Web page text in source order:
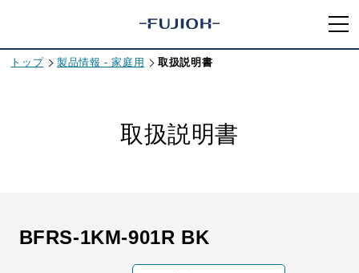
トップ 製品情報 - 家庭用 取扱説明書
取扱説明書
BFRS-1KM-901R BK